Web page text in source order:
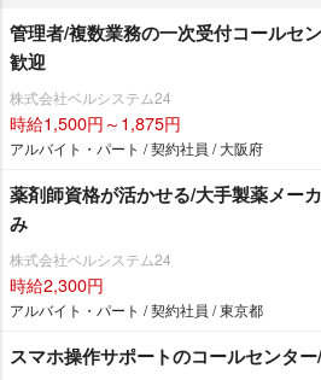
管理者/複数業務の一次受付コールセ
歓迎
株式会社ベルシステム24
時給1,500円～1,875円
アルバイト・パート / 契約社員 / 大阪府
薬剤師資格が活かせる/大手製薬メー
み
株式会社ベルシステム24
時給2,300円
アルバイト・パート / 契約社員 / 東京都
スマホ操作サポートのコールセンタ